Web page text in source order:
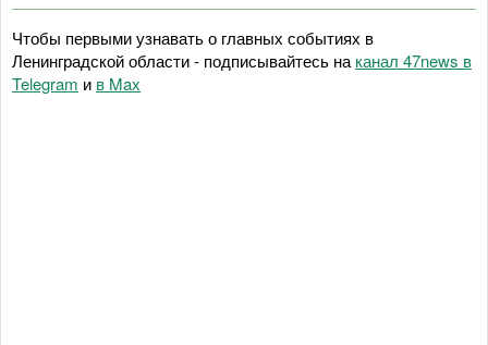
Чтобы первыми узнавать о главных событиях в
Ленинградской области - подписывайтесь на канал 47news в
Telegram и в Maх